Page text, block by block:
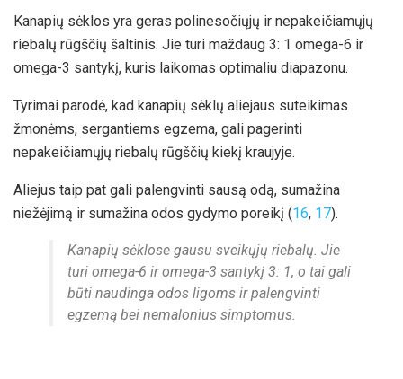
Kanapių sėklos yra geras polinesočiųjų ir nepakeičiamųjų
riebalų rūgščių šaltinis. Jie turi maždaug 3: 1 omega-6 ir
omega-3 santykį, kuris laikomas optimaliu diapazonu.
Tyrimai parodė, kad kanapių sėklų aliejaus suteikimas
žmonėms, sergantiems egzema, gali pagerinti
nepakeičiamųjų riebalų rūgščių kiekį kraujyje.
Aliejus taip pat gali palengvinti sausą odą, sumažina
niežėjimą ir sumažina odos gydymo poreikį (16, 17).
Kanapių sėklose gausu sveikųjų riebalų. Jie
turi omega-6 ir omega-3 santykį 3: 1, o tai gali
būti naudinga odos ligoms ir palengvinti
egzemą bei nemalonius simptomus.